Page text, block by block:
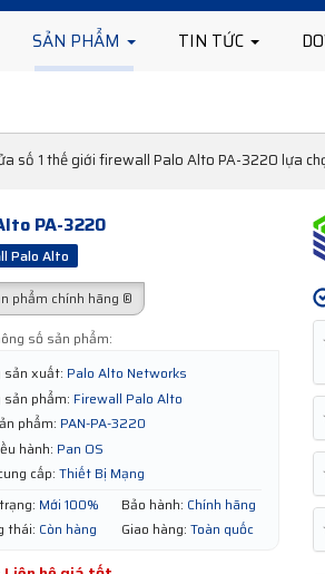
SẢN PHẨM TIN TỨC
số 1 thế giới firewall Palo Alto PA-3220 lựa
PA-3220
Palo Alto
phẩm chính hãng ®
số sản phẩm:
sản xuất: Palo Alto Networks
sản phẩm: Firewall Palo Alto
phẩm: PAN-PA-3220
hành: Pan OS
cấp: Thiết Bị Mạng
Mới 100% Bảo hành: Chính hãng
thái: Còn hàng Giao hàng: Toàn quốc